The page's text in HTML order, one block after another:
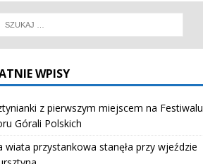
WPISY
z pierwszym miejscem na Festiwalu
Górali Polskich
wiata przystankowa stanęła przy wjeździe